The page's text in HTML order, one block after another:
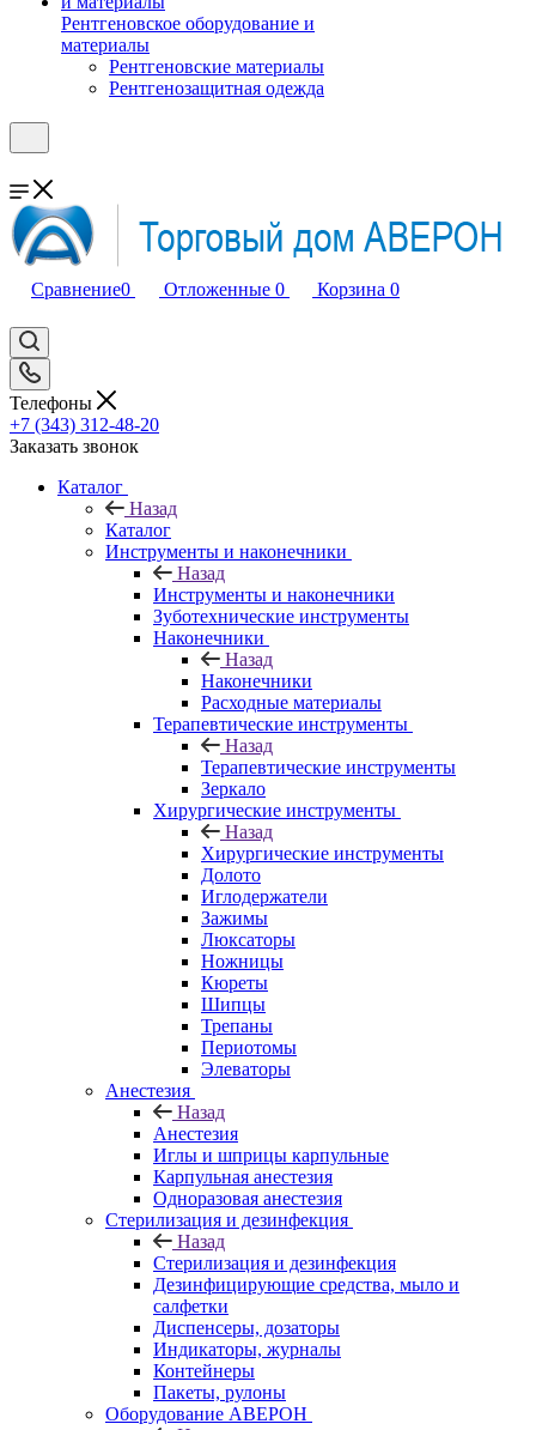
Рентгеновское оборудование и
материалы
Рентгеновские материалы
Рентгенозащитная одежда
Сравнение0 Отложенные 0 Корзина 0
Телефоны
+7 (343) 312-48-20
Заказать звонок
Каталог
Назад
Каталог
Инструменты и наконечники
Назад
Инструменты и наконечники
Зуботехнические инструменты
Наконечники
Назад
Наконечники
Расходные материалы
Терапевтические инструменты
Назад
Терапевтические инструменты
Зеркало
Хирургические инструменты
Назад
Хирургические инструменты
Долото
Иглодержатели
Зажимы
Люксаторы
Ножницы
Кюреты
Шипцы
Трепаны
Периотомы
Элеваторы
Анестезия
Назад
Анестезия
Иглы и шприцы карпульные
Карпульная анестезия
Одноразовая анестезия
Стерилизация и дезинфекция
Назад
Стерилизация и дезинфекция
Дезинфицирующие средства, мыло и
салфетки
Диспенсеры, дозаторы
Индикаторы, журналы
Контейнеры
Пакеты, рулоны
Оборудование АВЕРОН